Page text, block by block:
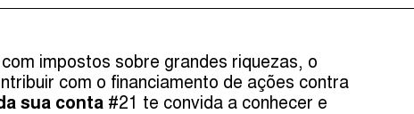
impostos sobre grandes riquezas, o
com o financiamento de ações contra
sua conta #21 te convida a conhecer e